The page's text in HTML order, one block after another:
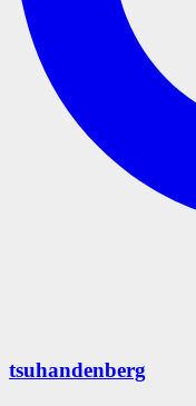
tsuhandenberg